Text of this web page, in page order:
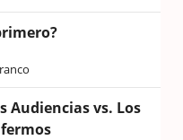
Audiencias vs. Los